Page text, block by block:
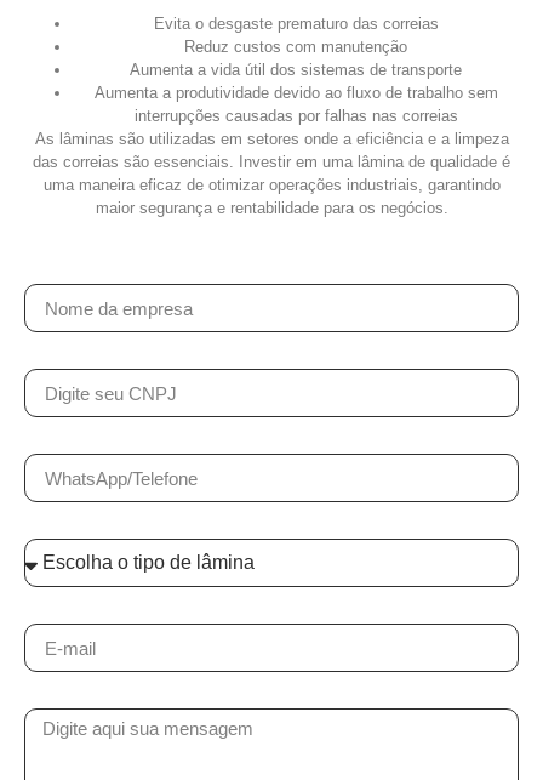
Evita o desgaste prematuro das correias
Reduz custos com manutenção
Aumenta a vida útil dos sistemas de transporte
Aumenta a produtividade devido ao fluxo de trabalho sem
interrupções causadas por falhas nas correias
As lâminas são utilizadas em setores onde a eficiência e a limpeza
das correias são essenciais. Investir em uma lâmina de qualidade é
uma maneira eficaz de otimizar operações industriais, garantindo
maior segurança e rentabilidade para os negócios.